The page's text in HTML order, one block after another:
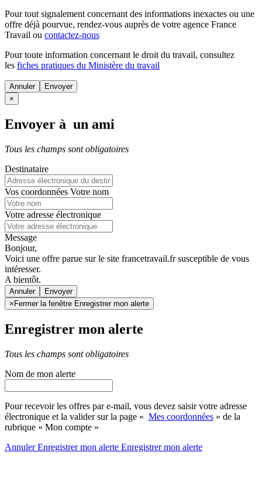
Pour tout signalement concernant des informations inexactes ou une
offre déjà pourvue, rendez-vous auprès de votre agence France
Travail ou contactez-nous
Pour toute information concernant le droit du travail, consultez
les fiches pratiques du Ministère du travail
Annuler
×
Envoyer à un ami
Tous les champs sont obligatoires
Destinataire
Vos coordonnées Votre nom
Votre adresse électronique
Message
Bonjour,
Voici une offre parue sur le site francetravail.fr susceptible de vous
intéresser.
A bientôt.
Annuler
× Fermer la fenêtre Enregistrer mon alerte
Enregistrer mon alerte
Tous les champs sont obligatoires
Nom de mon alerte
Pour recevoir les offres par e-mail, vous devez saisir votre adresse
électronique et la valider sur la page « Mes coordonnées » de la
rubrique « Mon compte »
AnnulerEnregistrer mon alerte Enregistrermon alerte